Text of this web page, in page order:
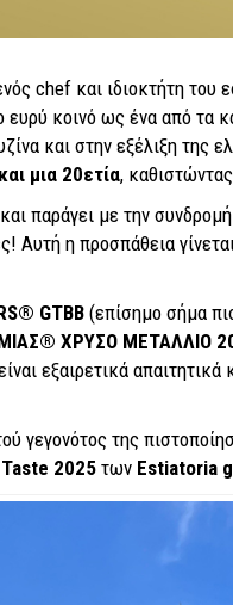
chef και ιδιοκτήτη του
κοινό ως ένα από
και στην εξέλιξη της
μια 20ετία,
παράγει με την
Αυτή η προσπάθεια
® GTBB (επίσημο σήμα
® ΧΡΥΣΟ ΜΕΤΑΛΛΙΟ
εξαιρετικά
γεγονότος της
Taste 2025 των Estiatoria